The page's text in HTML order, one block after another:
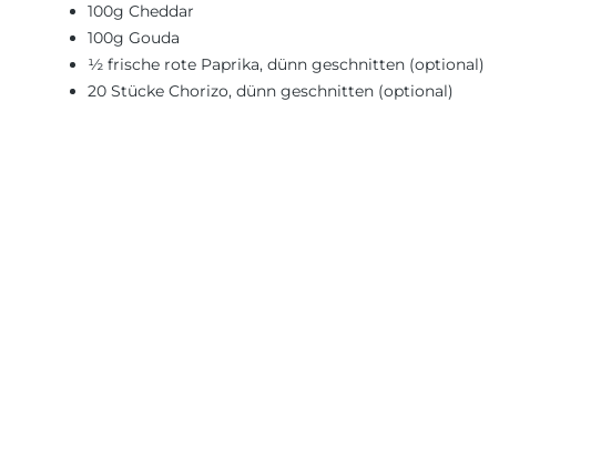
100g Cheddar
100g Gouda
½ frische rote Paprika, dünn geschnitten (optional)
20 Stücke Chorizo, dünn geschnitten (optional)